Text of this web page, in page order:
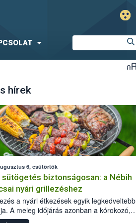
hírek
6, csütörtök
sütögetés biztonságosan: a Nébih
nyári grillezéshez
a nyári étkezések egyik legkedveltebb
A meleg időjárás azonban a kórokozó,
okozó baktériumok gyorsabb